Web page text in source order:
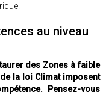
au niveau
des Zones à faible
la loi Climat imposent
Pensez-vous